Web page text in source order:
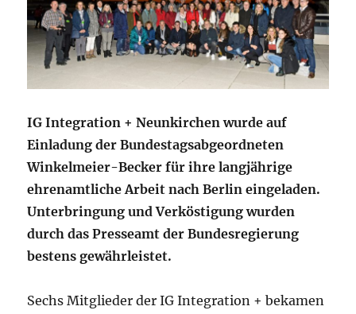
IG Integration + Neunkirchen wurde auf
Einladung der Bundestagsabgeordneten
Winkelmeier-Becker für ihre langjährige
ehrenamtliche Arbeit nach Berlin eingeladen.
Unterbringung und Verköstigung wurden
durch das Presseamt der Bundesregierung
bestens gewährleistet.
Sechs Mitglieder der IG Integration + bekamen